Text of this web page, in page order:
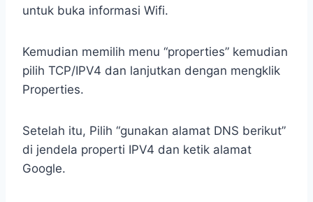
untuk buka informasi Wifi.
Kemudian memilih menu “properties” kemudian
pilih TCP/IPV4 dan lanjutkan dengan mengklik
Properties.
Setelah itu, Pilih “gunakan alamat DNS berikut”
di jendela properti IPV4 dan ketik alamat
Google.